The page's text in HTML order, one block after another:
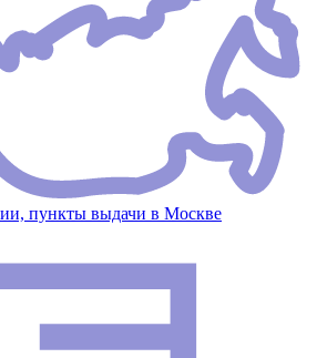
пункты выдачи в Москве